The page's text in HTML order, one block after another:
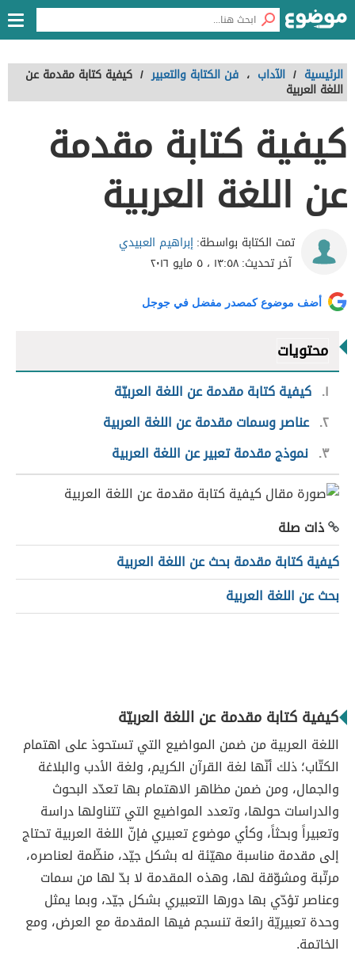
الرئيسية / الآداب ، فن الكتابة والتعبير / كيفية كتابة مقدمة عن
اللغة العربية
كيفية كتابة مقدمة
عن اللغة العربية
تمت الكتابة بواسطة:إبراهيم العبيدي
آخر تحديث:١٣:٥٨ ، ٥ مايو ٢٠١٦
أضف موضوع كمصدر مفضل في جوجل
محتويات
١ كيفية كتابة مقدمة عن اللغة العربيّة
٢ عناصر وسمات مقدمة عن اللغة العربية
٣ نموذج مقدمة تعبير عن اللغة العربية
ذات صلة
كيفية كتابة مقدمة بحث عن اللغة العربية
بحث عن اللغة العربية
كيفية كتابة مقدمة عن اللغة العربيّة
اللغة العربية من ضمن المواضيع التي تستحوذ على اهتمام
الكتّاب؛ ذلك أنّها لغة القرآن الكريم، ولغة الأدب والبلاغة
والجمال، ومن ضمن مظاهر الاهتمام بها تعدّد البحوث
والدراسات حولها، وتعدد المواضيع التي تتناولها دراسة
وتعبيراً وبحثاً، وكأي موضوع تعبيري فإنّ اللغة العربية تحتاج
إلى مقدمة مناسبة مهيّئة له بشكل جيّد، منظّمة لعناصره،
مرتّبة ومشوّقة لها، وهذه المقدمة لا بدّ لها من سمات
وعناصر تؤدّي بها دورها التعبيري بشكل جيّد، وبما يمثل
وحدة تعبيريّة رائعة تنسجم فيها المقدمة مع العرض، ومع
الخاتمة.